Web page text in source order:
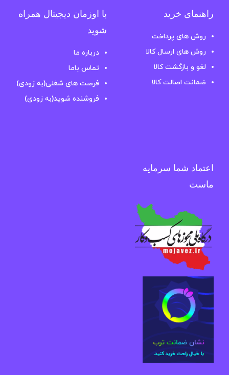
راهنمای خرید
روش های پرداخت
روش های ارسال کالا
لغو و بازگشت کالا
ضمانت اصالت کالا
با اوزمان دیجیتال همراه
شوید
درباره ما
تماس باما
فرصت های شغلی(به زودی)
فروشنده شوید(به زودی)
اعتماد شما سرمایه
ماست